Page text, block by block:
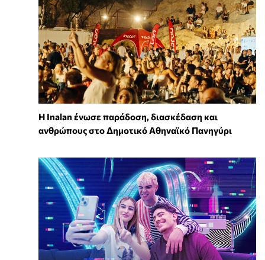
Η Inalan ένωσε παράδοση, διασκέδαση και
ανθρώπους στο Δημοτικό Αθηναϊκό Πανηγύρι